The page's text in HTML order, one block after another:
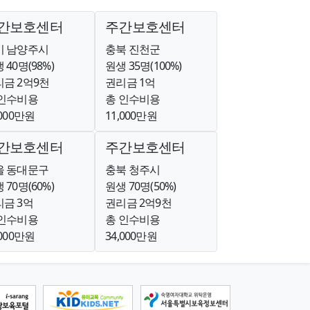
보호센터
남양주시
40명(98%)
금 2억9천
수비용
만원
주간보호센터
충북 진천군
원생 35명(100%)
권리금 1억
총 인수비용
11,000만원
보호센터
동대문구
70명(60%)
금 3억
수비용
만원
주간보호센터
충북 청주시
원생 70명(50%)
권리금 2억9천
총 인수비용
34,000만원